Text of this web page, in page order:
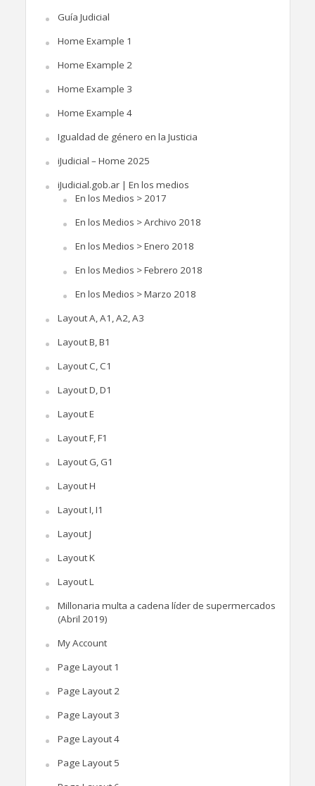
Guía Judicial
Home Example 1
Home Example 2
Home Example 3
Home Example 4
Igualdad de género en la Justicia
iJudicial – Home 2025
iJudicial.gob.ar | En los medios
En los Medios > 2017
En los Medios > Archivo 2018
En los Medios > Enero 2018
En los Medios > Febrero 2018
En los Medios > Marzo 2018
Layout A, A1, A2, A3
Layout B, B1
Layout C, C1
Layout D, D1
Layout E
Layout F, F1
Layout G, G1
Layout H
Layout I, I1
Layout J
Layout K
Layout L
Millonaria multa a cadena líder de supermercados
(Abril 2019)
My Account
Page Layout 1
Page Layout 2
Page Layout 3
Page Layout 4
Page Layout 5